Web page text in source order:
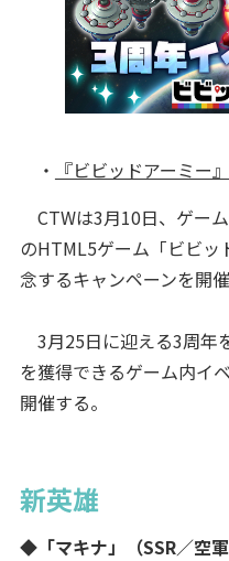
・
『ビビッドアーミー
CTWは3月10日、ゲー
のHTML5ゲーム「ビビッ
念するキャンペーンを開
3月25日に迎える3周年
を獲得できるゲーム内イ
開催する。
新英雄
◆「マキナ」（SSR／空軍